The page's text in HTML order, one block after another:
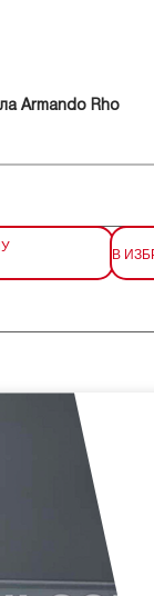
Armando Rho
В